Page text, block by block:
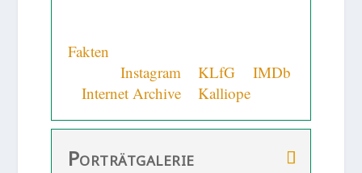
Fakten
Instagram KLfG+ IMDb
Internet Archive+ Kalliope
Porträtgalerie